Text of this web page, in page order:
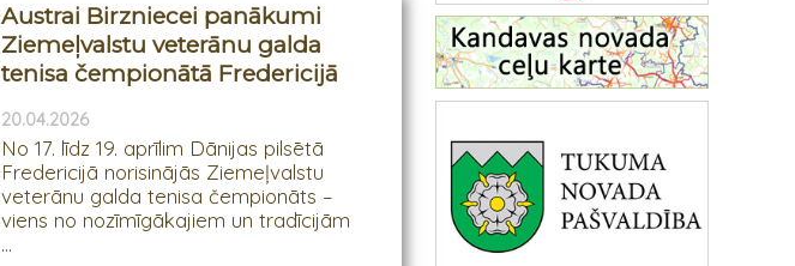
Austrai Birzniecei panākumi
Ziemeļvalstu veterānu galda
tenisa čempionātā Fredericijā
20.04.2026
No 17. līdz 19. aprīlim Dānijas pilsētā
Fredericijā norisinājās Ziemeļvalstu
veterānu galda tenisa čempionāts –
viens no nozīmīgākajiem un tradīcijām
...